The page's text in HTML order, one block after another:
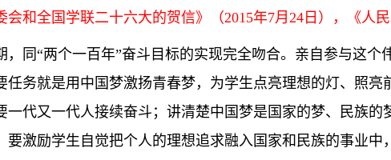
和全国学联二十六大的贺信》（2015年7月24日），《人民
，同“两个一百年”奋斗目标的实现完全吻合。亲自参与这
任务就是用中国梦激扬青春梦，为学生点亮理想的灯、照
一代又一代人接续奋斗；讲清楚中国梦是国家的梦、民族
要激励学生自觉把个人的理想追求融入国家和民族的事业